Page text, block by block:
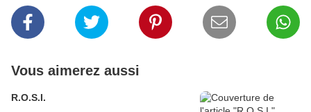
Vous aimerez aussi
R.O.S.I.